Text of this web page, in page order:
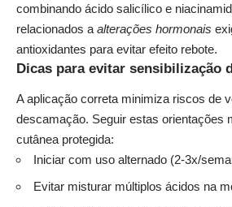
combinando ácido salicílico e
relacionados a alterações hormonais
antioxidantes para evitar efeito rebote.
Dicas para evitar sensibilização
A aplicação correta minimiza riscos de
descamação. Seguir estas orientações
cutânea protegida:
Iniciar com uso alternado (2-3x/
Evitar misturar múltiplos ácidos na